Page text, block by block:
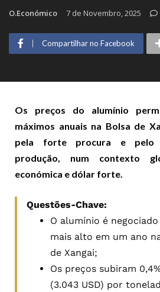
O.Económico 7 de Novembro, 2025
Compartilhar no Facebook
Os preços do alumínio
máximos anuais na Bolsa de
pela forte procura e pelo
produção, num contexto
económica e dólar forte.
Questões-Chave:
O alumínio é
mais alto em um ano
de Xangai;
Os preços subiram
(3.043 USD) por